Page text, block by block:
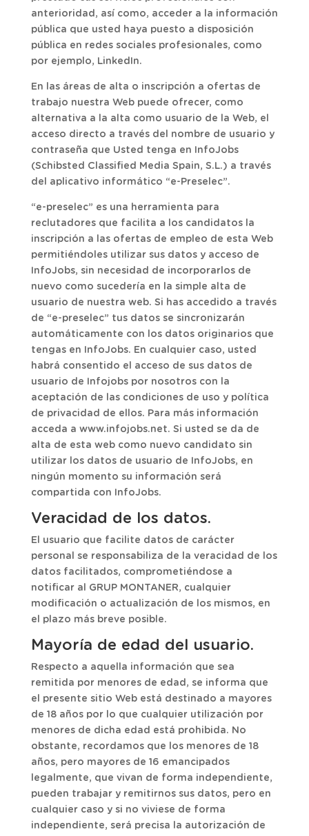
anterioridad, así como, acceder a la información
pública que usted haya puesto a disposición
pública en redes sociales profesionales, como
por ejemplo, LinkedIn.
En las áreas de alta o inscripción a ofertas de
trabajo nuestra Web puede ofrecer, como
alternativa a la alta como usuario de la Web, el
acceso directo a través del nombre de usuario y
contraseña que Usted tenga en InfoJobs
(Schibsted Classified Media Spain, S.L.) a través
del aplicativo informático “e-Preselec”.
“e-preselec” es una herramienta para
reclutadores que facilita a los candidatos la
inscripción a las ofertas de empleo de esta Web
permitiéndoles utilizar sus datos y acceso de
InfoJobs, sin necesidad de incorporarlos de
nuevo como sucedería en la simple alta de
usuario de nuestra web. Si has accedido a través
de “e-preselec” tus datos se sincronizarán
automáticamente con los datos originarios que
tengas en InfoJobs. En cualquier caso, usted
habrá consentido el acceso de sus datos de
usuario de Infojobs por nosotros con la
aceptación de las condiciones de uso y política
de privacidad de ellos. Para más información
acceda a www.infojobs.net. Si usted se da de
alta de esta web como nuevo candidato sin
utilizar los datos de usuario de InfoJobs, en
ningún momento su información será
compartida con InfoJobs.
Veracidad de los datos.
El usuario que facilite datos de carácter
personal se responsabiliza de la veracidad de los
datos facilitados, comprometiéndose a
notificar al GRUP MONTANER, cualquier
modificación o actualización de los mismos, en
el plazo más breve posible.
Mayoría de edad del usuario.
Respecto a aquella información que sea
remitida por menores de edad, se informa que
el presente sitio Web está destinado a mayores
de 18 años por lo que cualquier utilización por
menores de dicha edad está prohibida. No
obstante, recordamos que los menores de 18
años, pero mayores de 16 emancipados
legalmente, que vivan de forma independiente,
pueden trabajar y remitirnos sus datos, pero en
cualquier caso y si no viviese de forma
independiente, será precisa la autorización de